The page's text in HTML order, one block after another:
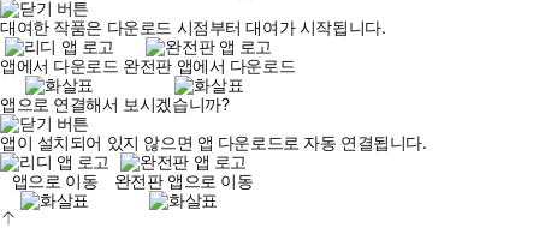
대여한 작품은 다운로드 시점부터 대여가 시작됩니다.
앱에서 다운로드 완전판 앱에서 다운로드
앱으로 연결해서 보시겠습니까?
앱이 설치되어 있지 않으면 앱 다운로드로 자동 연결됩니다.
앱으로 이동
완전판 앱으로 이동